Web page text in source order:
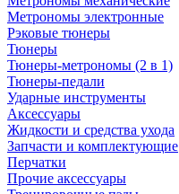
Метрономы электронные
Рэковые тюнеры
Тюнеры
Тюнеры-метрономы (2 в 1)
Тюнеры-педали
Ударные инструменты
Аксессуары
Жидкости и средства ухода
Запчасти и комплектующие
Перчатки
Прочие аксессуары